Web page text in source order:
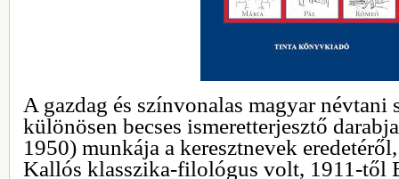
A gazdag és színvonalas magyar névtani
különösen becses ismeretterjesztő
1950) munkája a keresztnevek
Kallós klasszika-filológus volt, 1911-től